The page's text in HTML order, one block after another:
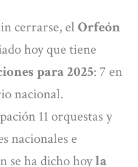
cerrarse, el Orfeón
hoy que tiene
para 2025: 7 en
nacional.
11 orquestas y
nacionales e
se ha dicho hoyla